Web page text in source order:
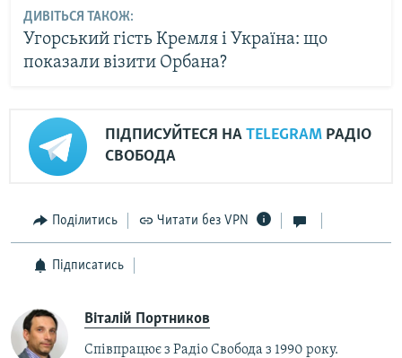
ДИВІТЬСЯ ТАКОЖ:
Угорський гість Кремля і Україна: що
показали візити Орбана?
ПІДПИСУЙТЕСЯ НА TELEGRAM РАДІО
СВОБОДА
Поділитись Читати без VPN
Підписатись
Віталій Портников
Співпрацює з Радіо Свобода з 1990 року.